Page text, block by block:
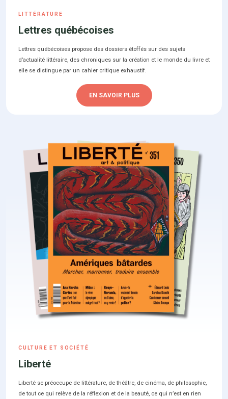
LITTÉRATURE
Lettres québécoises
Lettres québécoises propose des dossiers étoffés sur des sujets
d’actualité littéraire, des chroniques sur la création et le monde du livre et
elle se distingue par un cahier critique exhaustif.
EN SAVOIR PLUS
CULTURE ET SOCIÉTÉ
Liberté
Liberté se préoccupe de littérature, de théâtre, de cinéma, de philosophie,
de tout ce qui relève de la réflexion et de la beauté, ce qui n’est en rien